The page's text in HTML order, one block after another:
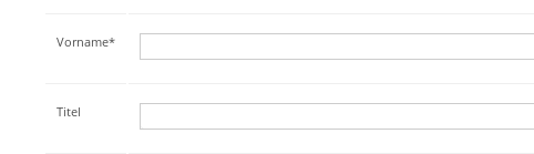
Vorname*
Titel